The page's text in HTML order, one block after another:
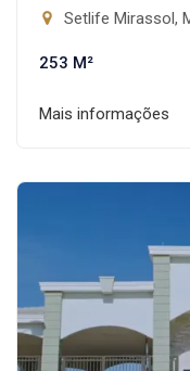
Setlife Mirassol,
253 M²
Mais informações